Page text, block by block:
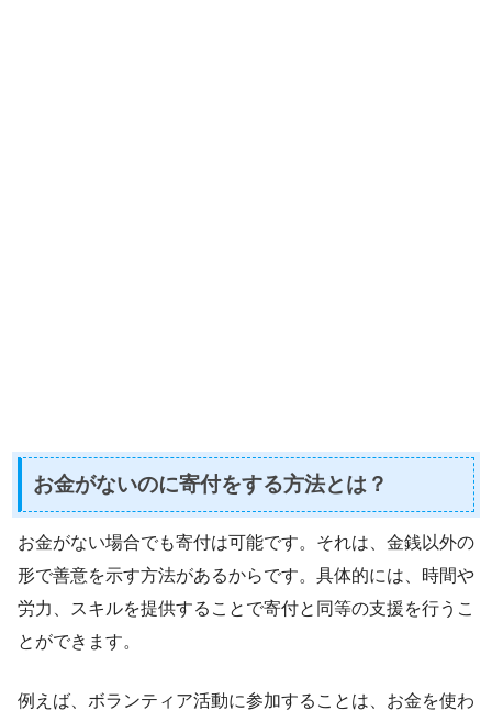
お金がないのに寄付をする方法とは？
お金がない場合でも寄付は可能です。それは、金銭以外の
形で善意を示す方法があるからです。具体的には、時間や
労力、スキルを提供することで寄付と同等の支援を行うこ
とができます。
例えば、ボランティア活動に参加することは、お金を使わ